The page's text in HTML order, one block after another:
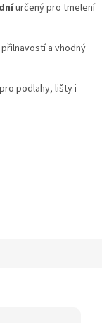
určený pro tmelení
a vhodný
podlahy, lišty i